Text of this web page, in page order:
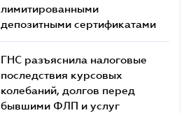
лимитированными
депозитными сертификатами
ГНС разъяснила налоговые
последствия курсовых
колебаний, долгов перед
бывшими ФЛП и услуг